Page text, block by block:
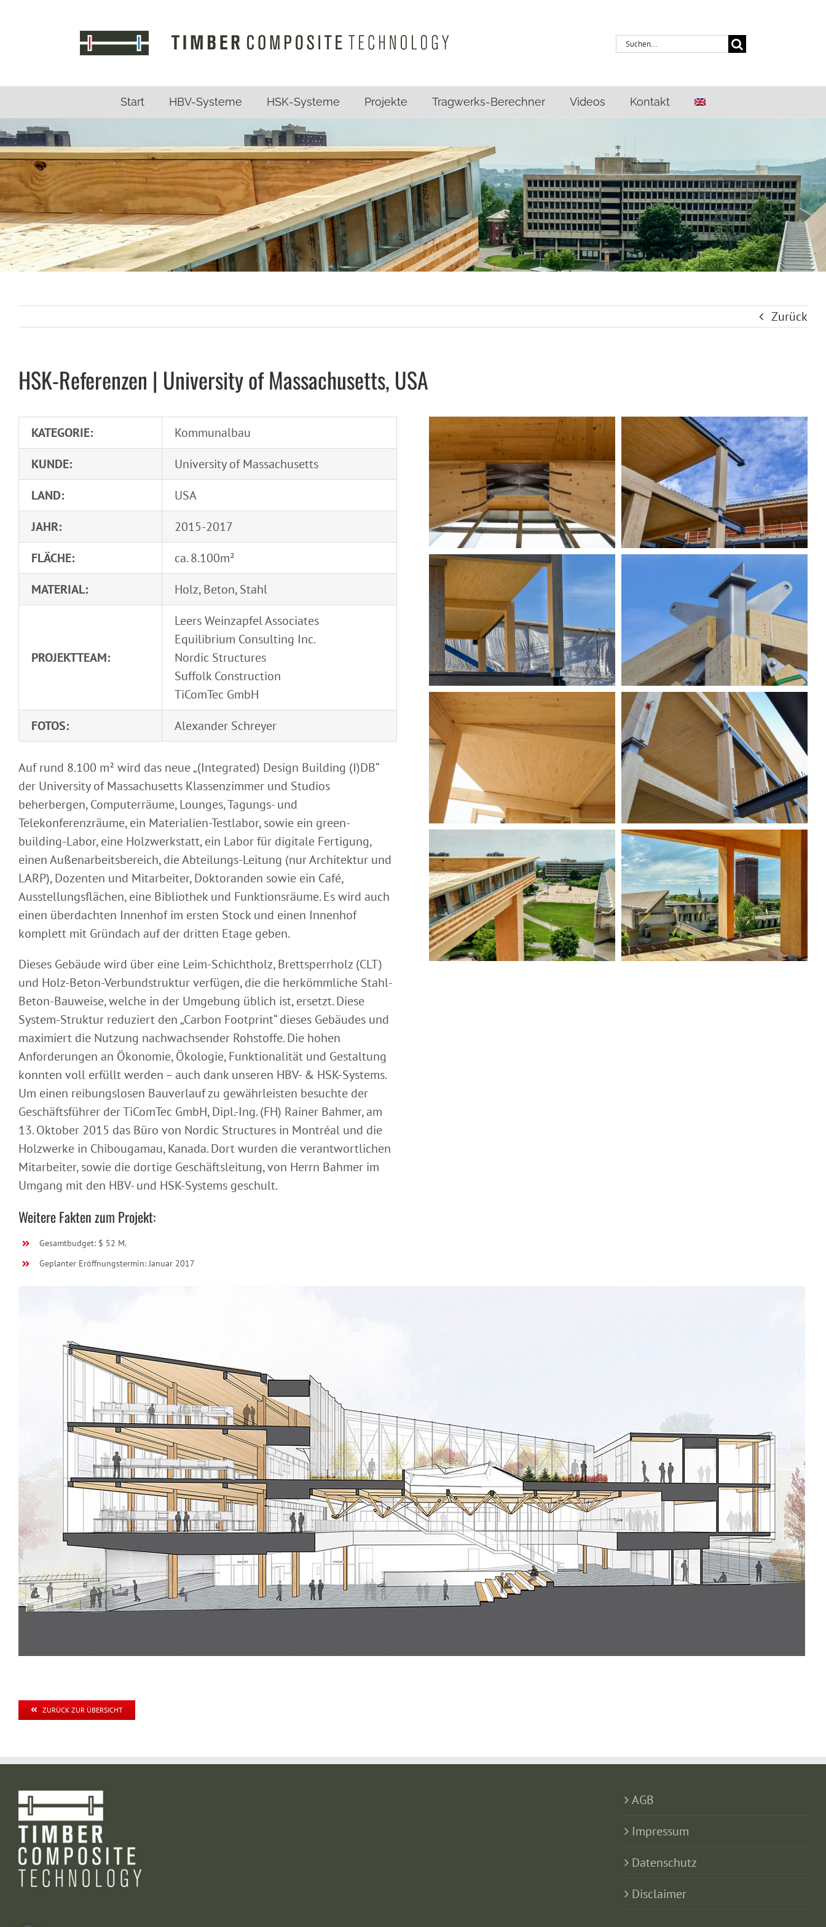
Suche
Start HBV-Systeme HSK-Systeme Projekte Tragwerks-Berechner Videos Kontakt
Zurück
HSK-Referenzen | University of Massachusetts, USA
KATEGORIE:
Kommunalbau
KUNDE:
University of Massachusetts
LAND:
USA
JAHR:
2015-2017
FLÄCHE:
ca. 8.100m²
MATERIAL:
Holz, Beton, Stahl
PROJEKTTEAM:
Leers Weinzapfel Associates
Equilibrium Consulting Inc.
Nordic Structures
Suffolk Construction
TiComTec GmbH
FOTOS:
Alexander Schreyer
Auf rund 8.100 m² wird das neue „(Integrated) Design Building (I)DB“
der University of Massachusetts Klassenzimmer und Studios
beherbergen, Computerräume, Lounges, Tagungs- und
Telekonferenzräume, ein Materialien-Testlabor, sowie ein green-
building-Labor, eine Holzwerkstatt, ein Labor für digitale Fertigung,
einen Außenarbeitsbereich, die Abteilungs-Leitung (nur Architektur und
LARP), Dozenten und Mitarbeiter, Doktoranden sowie ein Café,
Ausstellungsflächen, eine Bibliothek und Funktionsräume. Es wird auch
einen überdachten Innenhof im ersten Stock und einen Innenhof
komplett mit Gründach auf der dritten Etage geben.
Dieses Gebäude wird über eine Leim-Schichtholz, Brettsperrholz (CLT)
und Holz-Beton-Verbundstruktur verfügen, die die herkömmliche Stahl-
Beton-Bauweise, welche in der Umgebung üblich ist, ersetzt. Diese
System-Struktur reduziert den „Carbon Footprint“ dieses Gebäudes und
maximiert die Nutzung nachwachsender Rohstoffe. Die hohen
Anforderungen an Ökonomie, Ökologie, Funktionalität und Gestaltung
konnten voll erfüllt werden – auch dank unseren HBV- & HSK-Systems.
Um einen reibungslosen Bauverlauf zu gewährleisten besuchte der
Geschäftsführer der TiComTec GmbH, Dipl.-Ing. (FH) Rainer Bahmer, am
13. Oktober 2015 das Büro von Nordic Structures in Montréal und die
Holzwerke in Chibougamau, Kanada. Dort wurden die verantwortlichen
Mitarbeiter, sowie die dortige Geschäftsleitung, von Herrn Bahmer im
Umgang mit den HBV- und HSK-Systems geschult.
Weitere Fakten zum Projekt:
Gesamtbudget: $ 52 M.
Geplanter Eröffnungstermin: Januar 2017
ZURÜCK ZUR ÜBERSICHT
AGB
Impressum
Datenschutz
Disclaimer